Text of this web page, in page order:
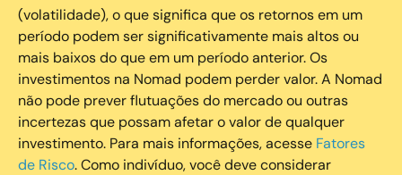
(volatilidade), o que significa que os retornos em um
período podem ser significativamente mais altos ou
mais baixos do que em um período anterior. Os
investimentos na Nomad podem perder valor. A Nomad
não pode prever flutuações do mercado ou outras
incertezas que possam afetar o valor de qualquer
investimento. Para mais informações, acesse Fatores
de Risco. Como indivíduo, você deve considerar